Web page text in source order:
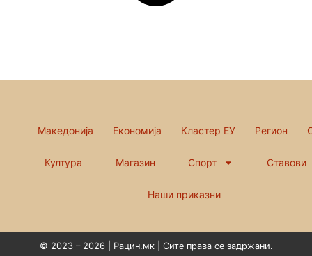
Македонија Економија Кластер ЕУ Регион
Култура Магазин Спорт Ставови
Наши приказни
© 2023 – 2026 | Рацин.мк | Сите права се задржани.